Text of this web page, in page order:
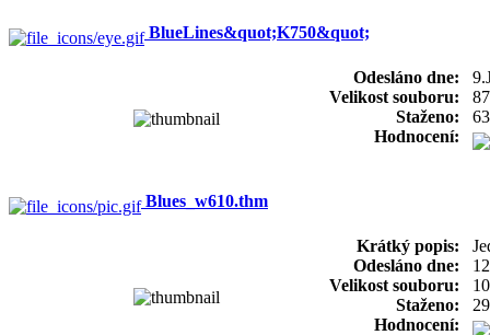
BlueLines&quot;K750&quot;
Odesláno dne:
Velikost souboru:
Staženo:
Hodnocení:
Blues_w610.thm
Krátký popis:
Odesláno dne:
Velikost souboru:
Staženo:
Hodnocení: